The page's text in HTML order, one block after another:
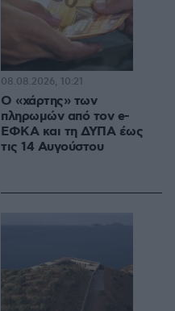
Ο «χάρτης» των
πληρωμών από τον e-
ΕΦΚΑ και τη ΔΥΠΑ έως
τις 14 Αυγούστου
08.08.2026, 10:21